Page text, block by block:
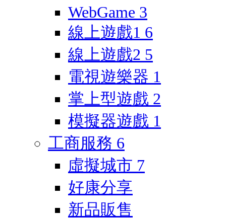
WebGame 3
線上遊戲1 6
線上遊戲2 5
電視遊樂器 1
掌上型遊戲 2
模擬器遊戲 1
工商服務 6
虛擬城市 7
好康分享
新品販售